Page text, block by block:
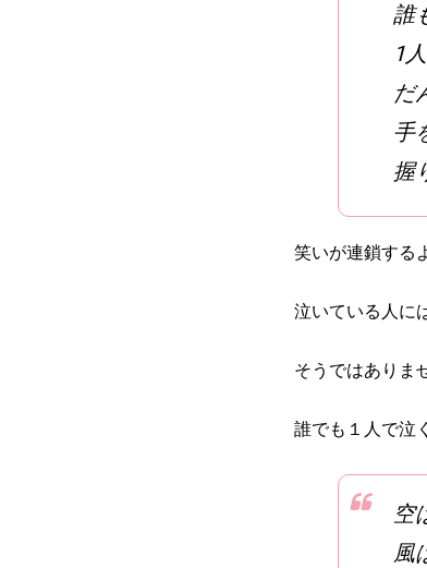
誰
1
だ
手
握
笑いが連鎖する
泣いている人に
そうではありま
誰でも１人で泣
空
風